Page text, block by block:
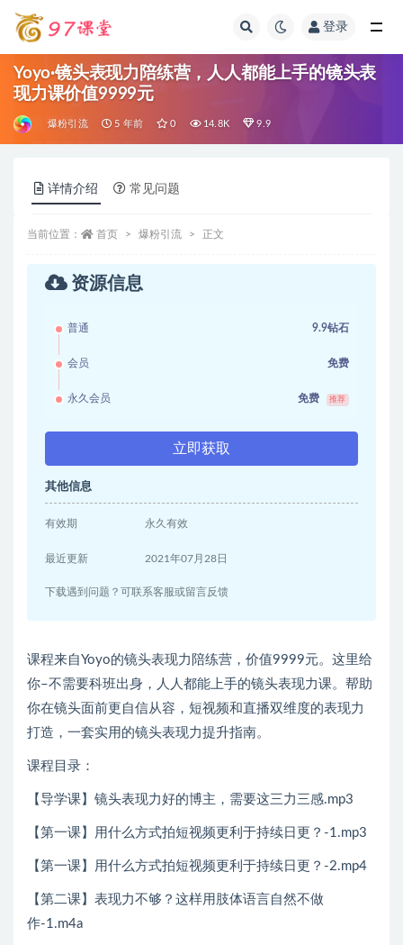
登录
Yoyo·镜头表现力陪练营，人人都能上手的镜头表
现力课价值9999元
爆粉引流 5 年前 0 14.8K 9.9
详情介绍 常见问题
当前位置： 首页 爆粉引流 正文
资源信息
普通 9.9钻石
会员 免费
永久会员 免费 推荐
立即获取
其他信息
有效期 永久有效
最近更新 2021年07月28日
下载遇到问题？可联系客服或留言反馈
课程来自Yoyo的镜头表现力陪练营，价值9999元。这里给
你–不需要科班出身，人人都能上手的镜头表现力课。帮助
你在镜头面前更自信从容，短视频和直播双维度的表现力
打造，一套实用的镜头表现力提升指南。
课程目录：
【导学课】镜头表现力好的博主，需要这三力三感.mp3
【第一课】用什么方式拍短视频更利于持续日更？-1.mp3
【第一课】用什么方式拍短视频更利于持续日更？-2.mp4
【第二课】表现力不够？这样用肢体语言自然不做
作-1.m4a